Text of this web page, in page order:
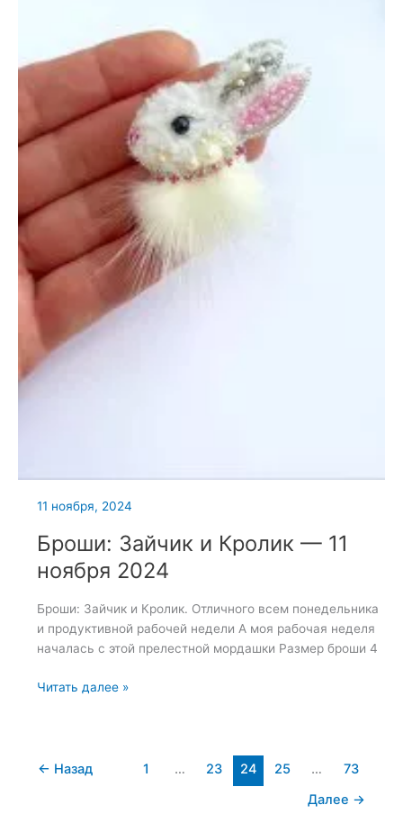
11 ноября, 2024
Броши: Зайчик и Кролик — 11
ноября 2024
Броши: Зайчик и Кролик. Отличного всем понедельника
и продуктивной рабочей недели А моя рабочая неделя
началась с этой прелестной мордашки Размер броши 4
Броши:
—
Читать далее »
← Назад 1 … 23 24 25 …
73
Далее →